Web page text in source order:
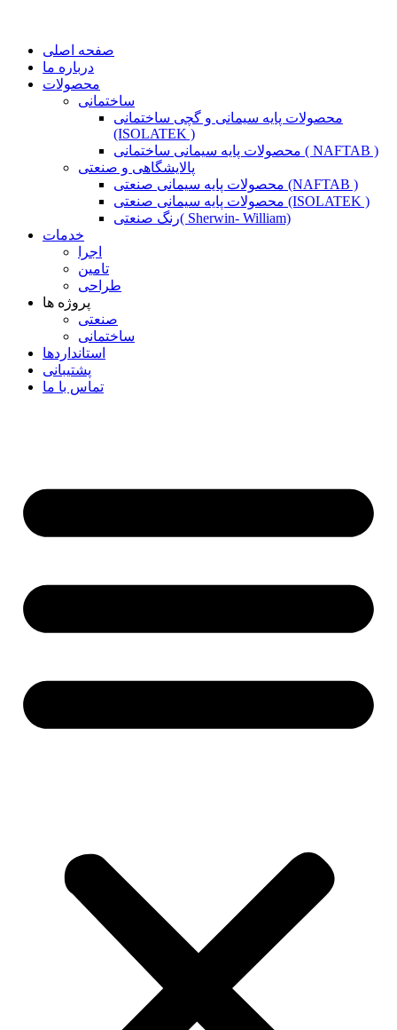
صفحه اصلی
درباره ما
محصولات
ساختمانی
محصولات پایه سیمانی و گچی ساختمانی
(ISOLATEK )
محصولات پایه سیمانی ساختمانی ( NAFTAB )
پالایشگاهی و صنعتی
محصولات پایه سیمانی صنعتی (NAFTAB )
محصولات پایه سیمانی صنعتی (ISOLATEK )
رنگ صنعتی( Sherwin- William)
خدمات
اجرا
تامین
طراحی
پروژه ها
صنعتی
ساختمانی
استانداردها
پشتیبانی
تماس با ما